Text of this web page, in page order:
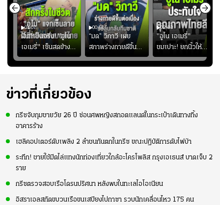
01:07
ฝันที่เป็นจริง! "อูไน
เอเมรี่" เซ็นสดข้าง
รอยสักบนแผ่นหลัง
"คุณเต๊ะ" แฟนพันธุ์
00:51
“มด” วิภาวี เผย
สภาพร่างกายดีขึ้น
อย่างต่อเนื่อง พร้อม
พยายามลงสนามให้
ความมั่นใจ
02:33
"อูไน เอเมรี่"
ชมเปาะ! ยกนิ้วให้
แท็กติกบีจี แฮปปี้
สุดๆ กับการเยือนไทย
ข่าวที่เกี่ยวข้อง
กรีซจับกุมชายวัย 26 ปี ซ่อนศพหญิงสกอตแลนด์ในกระเป๋าเดินทางทิ้ง
อาคารร้าง
เฮลิคอปเตอร์ดับเพลิง 2 ลำชนกันตกในกรีซ ขณะปฏิบัติการดับไฟป่า
ระทึก! ชายใช้มีดไล่แทงนักท่องเที่ยวใกล้อะโครโพลิส กรุงเอเธนส์ บาดเจ็บ 2
ราย
กรีซตรวจสอบเรือโดรนปริศนา หลังพบในทะเลไอโอเนียน
อิสราเอลสกัดขบวนเรือขนเสบียงไปกาซา รวบนักเคลื่อนไหว 175 คน